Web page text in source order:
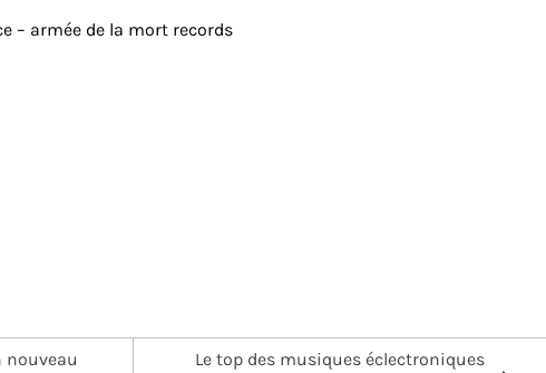
– armée de la mort records
nouveau Le top des musiques éclectroniques